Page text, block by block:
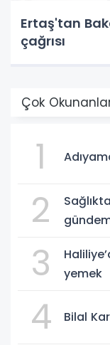
Ertaş'tan
çağrısı
Çok
1
2
3
yemek
4 Bilal